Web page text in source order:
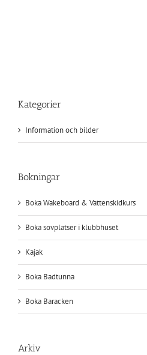
Kategorier
Information och bilder
Bokningar
Boka Wakeboard & Vattenskidkurs
Boka sovplatser i klubbhuset
Kajak
Boka Badtunna
Boka Baracken
Arkiv